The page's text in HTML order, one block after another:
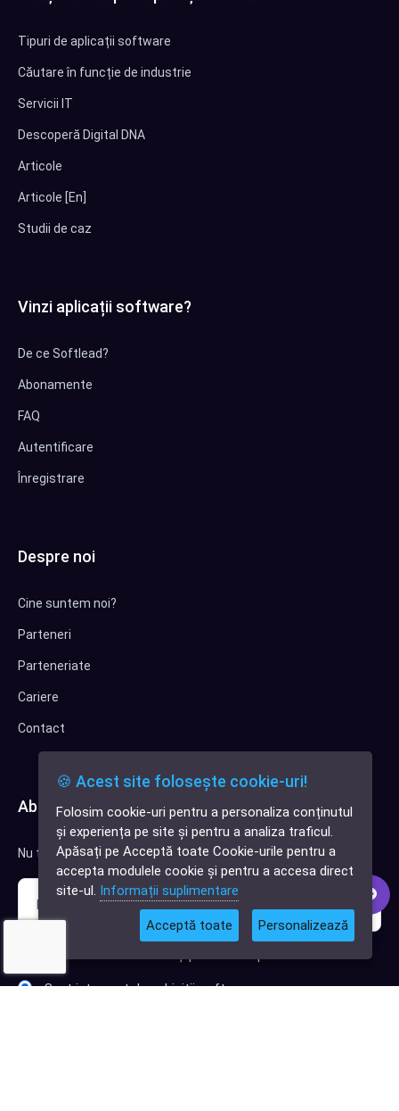
✕
Cauți o aplicație
software?
Tipuri de aplicații software
Căutare în funcție de industrie
Servicii IT
Descoperă Digital DNA
Articole
Articole [En]
Studii de caz
Vinzi aplicații software?
De ce Softlead?
Abonamente
FAQ
Autentificare
Înregistrare
Despre noi
Cine suntem noi?
Parteneri
Parteneriate
Cariere
Contact
Abonează-te la newsletter
Nu trimitem spam, deci nu îți face griji.
Sunt interesat de achiziții software
🍪 Acest site folosește cookie-uri!
Folosim cookie-uri pentru a personaliza conținutul
și experiența pe site și pentru a analiza traficul.
Apăsați pe Acceptă toate Cookie-urile pentru a
accepta modulele cookie și pentru a accesa direct
site-ul. Informații suplimentare
Acceptă toate Personalizează